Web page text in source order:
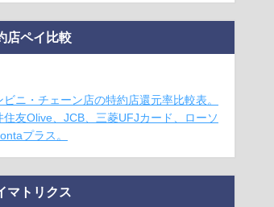
店ペイ比較
ビニ・チェーン店の特約店還元率比較表。
住友Olive、JCB、三菱UFJカード、ローソ
プラス。
マトリクス